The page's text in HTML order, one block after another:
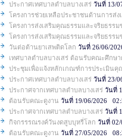
ประกาศเทศบาลตำบลบางเสร่ วันที่ 13/
โครงการช่วยเหลือประชาชนด้านการ
โครงการส่งเสริมคุณธรรมและจริยธรร
โครงการส่งเสริมคุณธรรมและจริยธรร
วันต่อต้านยาเสพติดโลก วันที่ 26/06/
เทศบาลตำบลบางเสร่ ต้อนรับคณะศึกษา
ประชุมเพื่อแจ้งหลักเกณฑ์การประเมินคุ
ประกาศเทศบาลตำบลบางเสร่ วันที่ 23/
ประกาศจากเทศบาลตำบลบางเสร่ วันที่
ต้อนรับคณะดูงาน วันที่ 19/06/2026
ประกาศจากเทศบาลตำบลบางเสร่ วันที่
กิจกรรรณรงค์วันงดสูบบุหรี่โลกวันที่ 02/
ต้อนรับคณะดูงาน วันที่ 27/05/2026